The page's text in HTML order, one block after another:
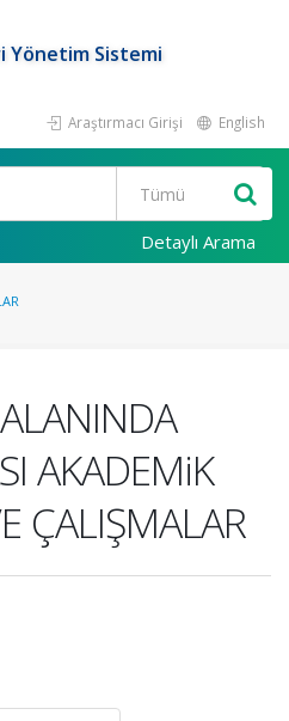
Yönetim Sistemi
Araştırmacı Girişi English
Detaylı Arama
AKADEMiK
ÇALIŞMALAR